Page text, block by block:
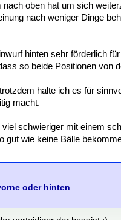
nach oben hat um sich
nach weniger Dinge
hinten sehr förderlich
so beide Positionen von
halte ich es für
macht.
schwieriger mit einem
gut wie keine Bälle
oder hinten